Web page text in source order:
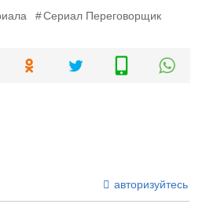
Сериал Переговорщик
авторизуйтесь